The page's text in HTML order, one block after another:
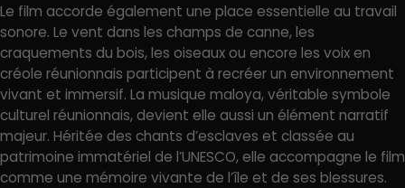
Le film accorde également une place essentielle au travail
sonore. Le vent dans les champs de canne, les
craquements du bois, les oiseaux ou encore les voix en
créole réunionnais participent à recréer un environnement
vivant et immersif. La musique maloya, véritable symbole
culturel réunionnais, devient elle aussi un élément narratif
majeur. Héritée des chants d’esclaves et classée au
patrimoine immatériel de l’UNESCO, elle accompagne le film
comme une mémoire vivante de l’île et de ses blessures.